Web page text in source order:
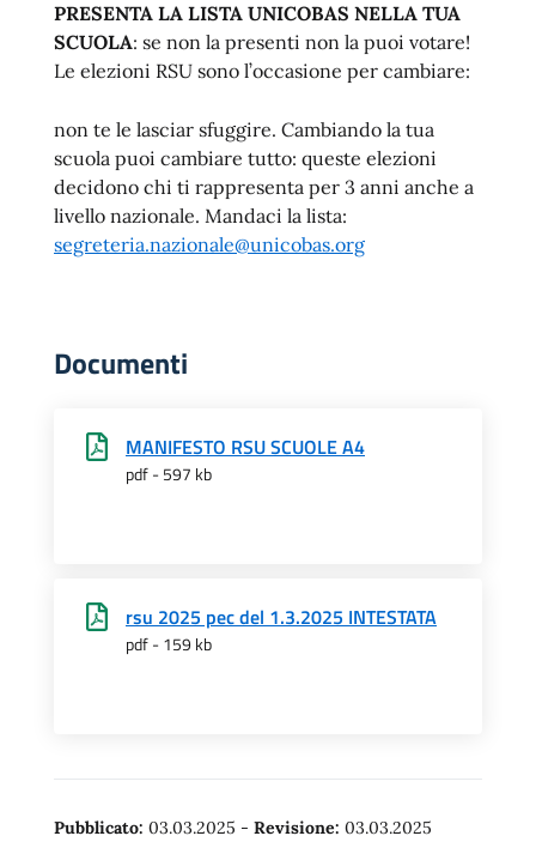
PRESENTA LA LISTA UNICOBAS NELLA TUA
SCUOLA: se non la presenti non la puoi votare!
Le elezioni RSU sono l’occasione per cambiare:
non te le lasciar sfuggire. Cambiando la tua
scuola puoi cambiare tutto: queste elezioni
decidono chi ti rappresenta per 3 anni anche a
livello nazionale. Mandaci la lista:
segreteria.nazionale@unicobas.org
Documenti
MANIFESTO RSU SCUOLE A4
pdf - 597 kb
rsu 2025 pec del 1.3.2025 INTESTATA
pdf - 159 kb
Pubblicato: 03.03.2025 - Revisione: 03.03.2025